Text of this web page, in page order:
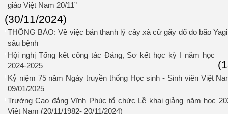
giáo Việt Nam 20/11”
(30/11/2024)
THÔNG BÁO: Về việc bán thanh lý cây xà cữ gãy đổ do bão
sâu bệnh
Hội nghị Tổng kết công tác Đảng, Sơ kết học kỳ I năm học
2024-2025
Kỷ niệm 75 năm Ngày truyền thống Học sinh - Sinh viên Việt
09/01/2025
Trường Cao đẳng Vĩnh Phúc tổ chức Lễ khai giảng năm học
Việt Nam (20/11/1982- 20/11/2024)